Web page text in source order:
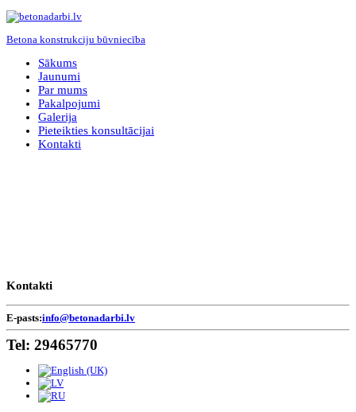
Betona konstrukciju būvniecība
Sākums
Jaunumi
Par mums
Pakalpojumi
Galerija
Pieteikties konsultācijai
Kontakti
Kontakti
E-pasts:info@betonadarbi.lv
Tel: 29465770